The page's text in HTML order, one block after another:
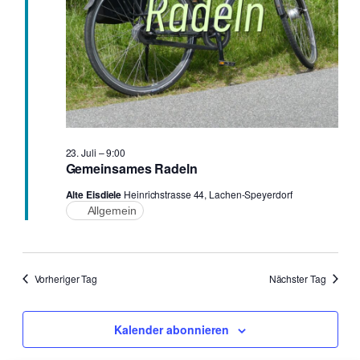
Gemeinsames Radeln
23. Juli – 9:00
Alte Eisdiele Heinrichstrasse 44, Lachen-Speyerdorf
Allgemein
Vorheriger Tag Nächster Tag
Kalender abonnieren